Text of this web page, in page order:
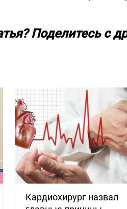
Поделитесь с
Кардиохирург назвал